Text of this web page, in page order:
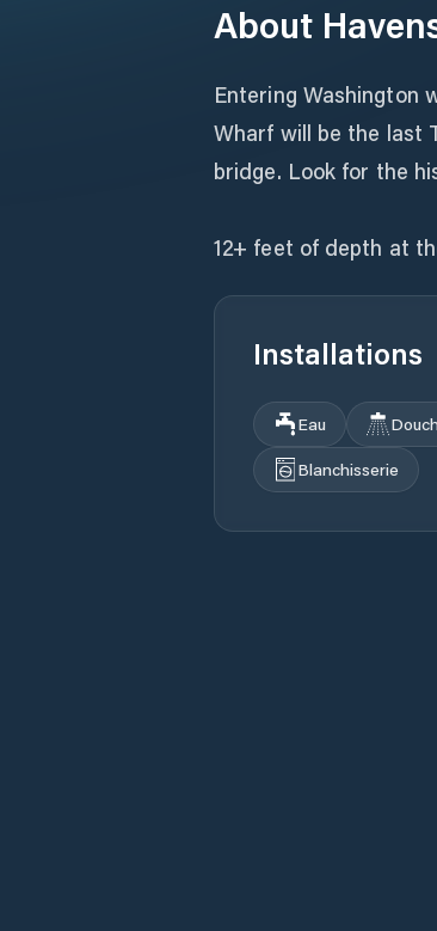
About
Entering Washington
Wharf will be the last
bridge. Look for the
12+ feet of depth at
Installations
Eau
Blanchisserie